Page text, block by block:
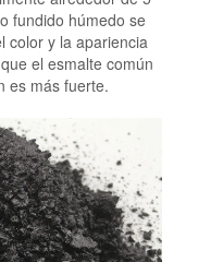
fundido húmedo se
color y la apariencia
el esmalte común
es más fuerte.